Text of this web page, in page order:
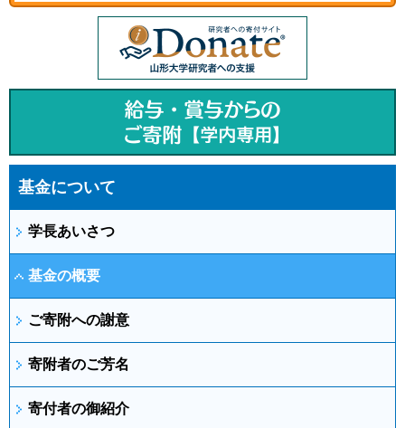
基金について
学長あいさつ
基金の概要
ご寄附への謝意
寄附者のご芳名
寄付者の御紹介